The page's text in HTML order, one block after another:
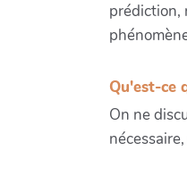
prédiction,
Qu'est-ce
On ne